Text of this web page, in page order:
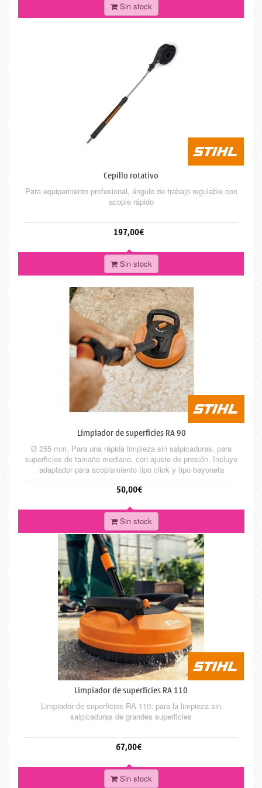
Sin stock
Cepillo rotativo
Para equipamiento profesional, ángulo de trabajo regulable con
acople rápido
197,00€
Sin stock
Limpiador de superficies RA 90
Ø 255 mm. Para una rápida limpieza sin salpicaduras, para
superficies de tamaño mediano, con ajuste de presión. Incluye
adaptador para acoplamiento tipo click y tipo bayoneta
50,00€
Sin stock
Limpiador de superficies RA 110
Limpiador de superficies RA 110: para la limpieza sin
salpicaduras de grandes superficies
67,00€
Sin stock